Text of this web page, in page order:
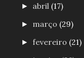
► abril (17)
► março (29)
►fevereiro (21)